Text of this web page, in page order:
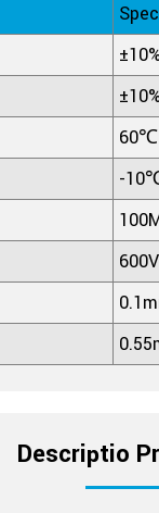
60℃
-
Descriptio